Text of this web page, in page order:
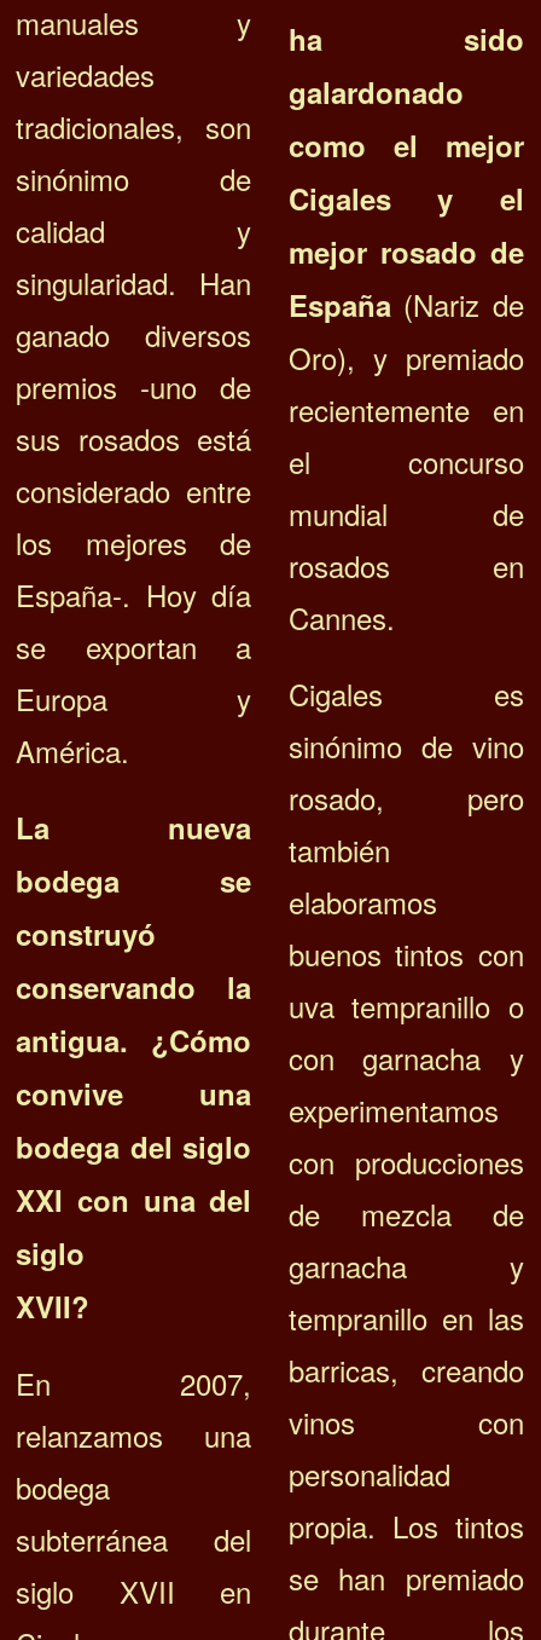
manuales y
variedades
tradicionales, son
sinónimo de
calidad y
singularidad. Han
ganado diversos
premios -uno de
sus rosados está
considerado entre
los mejores de
España-. Hoy día
se exportan a
Europa y
América.
La nueva
bodega se
construyó
conservando la
antigua. ¿Cómo
convive una
bodega del siglo
XXI con una del
siglo
XVII?
En 2007,
relanzamos una
bodega
subterránea del
siglo XVII en
ha sido
galardonado
como el mejor
Cigales y el
mejor rosado de
España(Nariz de
Oro), y premiado
recientemente en
el concurso
mundial de
rosados en
Cannes.
Cigales es
sinónimo de vino
rosado, pero
también
elaboramos
buenos tintos con
uva tempranillo o
con garnacha y
experimentamos
con producciones
de mezcla de
garnacha y
tempranillo en las
barricas, creando
vinos con
personalidad
propia. Los tintos
se han premiado
durante los